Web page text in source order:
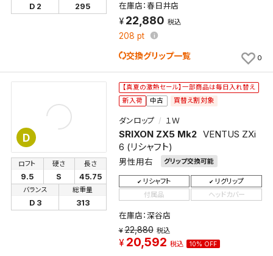
D 2 295 在庫店：春日井店
22,880 税込
208 pt
交換グリップ一覧 0
D
【真夏の激熱セール】一部商品は毎日入れ替え
新入荷
中古 買替え割対象
ダンロップ １Ｗ
SRIXON ZX5 Mk2 VENTUS ZXi
6 (リシャフト)
男性用右 グリップ交換可能
ロフト
9.5
硬さ
S
長さ
45.75
バランス
D 3
総重量
313
リシャフト
リグリップ
付属品
ヘッドカバー
在庫店：深谷店
22,880 税込
20,592 税込 10% OFF